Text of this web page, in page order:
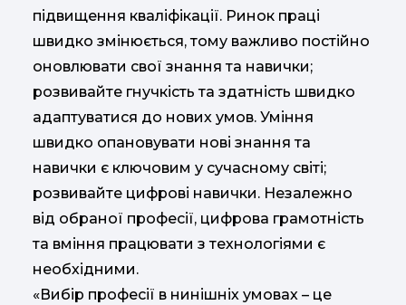
підвищення кваліфікації. Ринок праці
швидко змінюється, тому важливо постійно
оновлювати свої знання та навички;
розвивайте гнучкість та здатність швидко
адаптуватися до нових умов. Уміння
швидко опановувати нові знання та
навички є ключовим у сучасному світі;
розвивайте цифрові навички. Незалежно
від обраної професії, цифрова грамотність
та вміння працювати з технологіями є
необхідними.
«Вибір професії в нинішніх умовах – це